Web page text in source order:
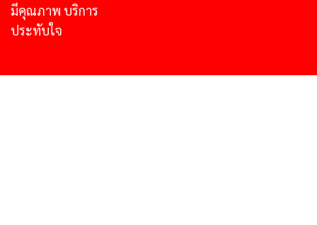
มีคุณภาพ บริการ
ประทับใจ